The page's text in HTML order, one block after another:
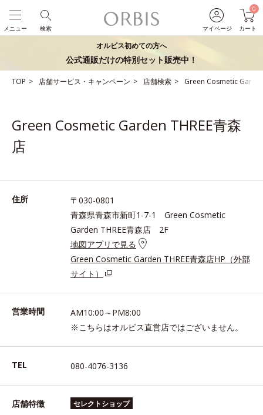
マイページ
0
カート
検索
メニュー
オルビス初めての方へ
公式通販だけの特別セット販売中！
TOP 店舗サービス・キャンペーン 店舗検索 Green Cosmetic
Green Cosmetic Garden THREE青森
店
住所
〒030-0801
青森県青森市新町1-7-1 Green Cosmetic
Garden THREE青森店 2F
地図アプリで見る
Green Cosmetic Garden THREE青森店HP（外部
サイト）
営業時間
AM10:00～PM8:00
※こちらはオルビス直営店ではございません。
TEL 080-4076-3136
店舗特徴 セレクトショップ